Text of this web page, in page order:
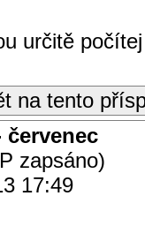
určitě
na tento
červenec
zapsáno)
17:49